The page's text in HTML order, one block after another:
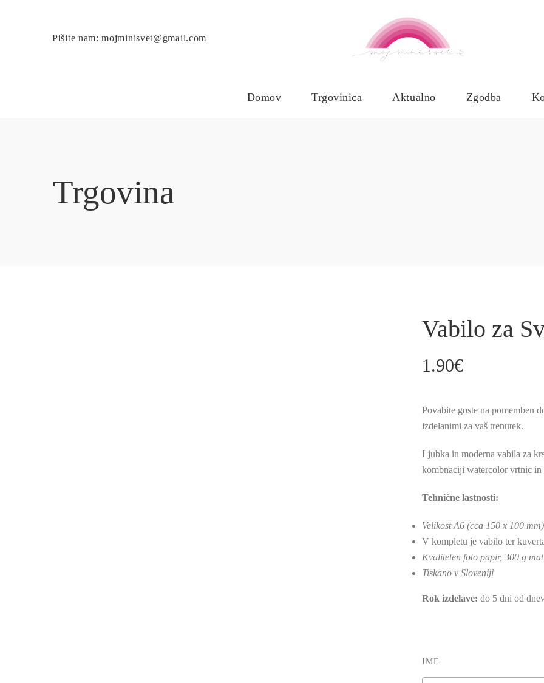
Pišite nam: mojminisvet@gmail.com
Domov Trgovinica Aktualno Zgodba
Trgovina
Vabilo za
1.90€
Povabite goste na pomemben
izdelanimi za vaš trenutek.
Ljubka in moderna vabila za
kombnaciji watercolor vrtnic in
Tehnične lastnosti:
Velikost A6 (cca 150 x 100 mm)
V kompletu je vabilo ter
Kvaliteten foto papir, 300 g
Tiskano v Sloveniji
Rok izdelave: do 5 dni od
IME